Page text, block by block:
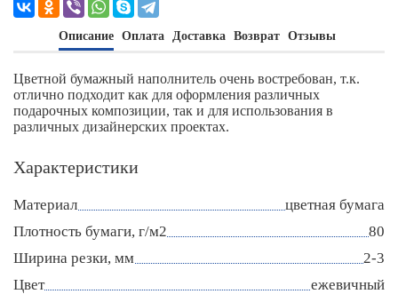
Описание Оплата Доставка Возврат Отзывы
Цветной бумажный наполнитель очень востребован, т.к.
отлично подходит как для оформления различных
подарочных композиции, так и для использования в
различных дизайнерских проектах.
Характеристики
Материал
цветная бумага
Плотность бумаги, г/м2
80
Ширина резки, мм
2-3
Цвет
ежевичный